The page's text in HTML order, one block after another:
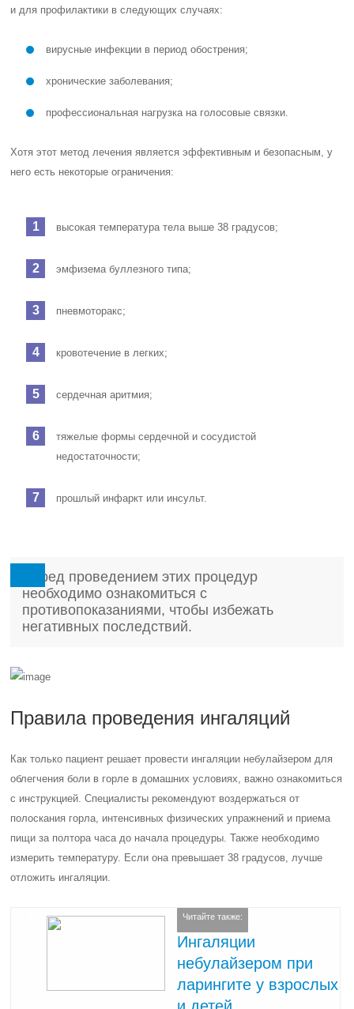
и для профилактики в следующих случаях:
вирусные инфекции в период обострения;
хронические заболевания;
профессиональная нагрузка на голосовые связки.
Хотя этот метод лечения является эффективным и безопасным, у
него есть некоторые ограничения:
высокая температура тела выше 38 градусов;
эмфизема буллезного типа;
пневмоторакс;
кровотечение в легких;
сердечная аритмия;
тяжелые формы сердечной и сосудистой
недостаточности;
прошлый инфаркт или инсульт.
Перед проведением этих процедур
необходимо ознакомиться с
противопоказаниями, чтобы избежать
негативных последствий.
Правила проведения ингаляций
Как только пациент решает провести ингаляции небулайзером для
облегчения боли в горле в домашних условиях, важно ознакомиться
с инструкцией. Специалисты рекомендуют воздержаться от
полоскания горла, интенсивных физических упражнений и приема
пищи за полтора часа до начала процедуры. Также необходимо
измерить температуру. Если она превышает 38 градусов, лучше
отложить ингаляции.
Читайте также:
Ингаляции
небулайзером при
ларингите у взрослых